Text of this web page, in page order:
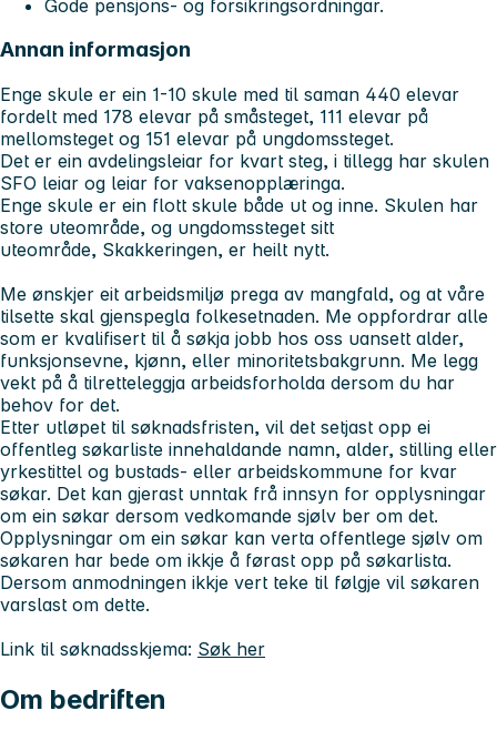
Gode pensjons- og forsikringsordningar.
Annan informasjon
Enge skule er ein 1-10 skule med til saman 440 elevar
fordelt med 178 elevar på småsteget, 111 elevar på
mellomsteget og 151 elevar på ungdomssteget.
Det er ein avdelingsleiar for kvart steg, i tillegg har skulen
SFO leiar og leiar for vaksenopplæringa.
Enge skule er ein flott skule både ut og inne. Skulen har
store uteområde, og ungdomssteget sitt
uteområde, Skakkeringen, er heilt nytt.
Me ønskjer eit arbeidsmiljø prega av mangfald, og at våre
tilsette skal gjenspegla folkesetnaden. Me oppfordrar alle
som er kvalifisert til å søkja jobb hos oss uansett alder,
funksjonsevne, kjønn, eller minoritetsbakgrunn. Me legg
vekt på å tilretteleggja arbeidsforholda dersom du har
behov for det.
Etter utløpet til søknadsfristen, vil det setjast opp ei
offentleg søkarliste innehaldande namn, alder, stilling eller
yrkestittel og bustads- eller arbeidskommune for kvar
søkar. Det kan gjerast unntak frå innsyn for opplysningar
om ein søkar dersom vedkomande sjølv ber om det.
Opplysningar om ein søkar kan verta offentlege sjølv om
søkaren har bede om ikkje å førast opp på søkarlista.
Dersom anmodningen ikkje vert teke til følgje vil søkaren
varslast om dette.
Link til søknadsskjema: Søk her
Om bedriften